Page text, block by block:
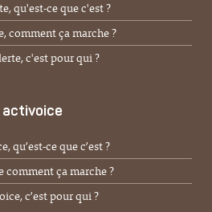
qu'est-ce que c'est ?
comment ça marche ?
c'est pour qui ?
activoice
qu’est-ce que c’est ?
comment ça marche ?
c’est pour qui ?